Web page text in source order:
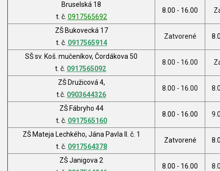
Bruselská 18
t. č. 0917565692
8.00 - 16.00
ZŠ Bukovecká 17
t. č. 0917565914
Zatvorené
SŠ sv. Koš. mučeníkov, Čordákova 50
t. č. 0917565092
8.00 - 16.00
ZŠ Družicová 4,
t.č. 0903644326
8.00 - 16.00
ZŠ Fábryho 44
t. č. 0917565160
8.00 - 16.00
ZŠ Mateja Lechkého, Jána Pavla II. č. 1
t. č. 0917564378
Zatvorené
ZŠ Janigova 2
8.00 - 16.00